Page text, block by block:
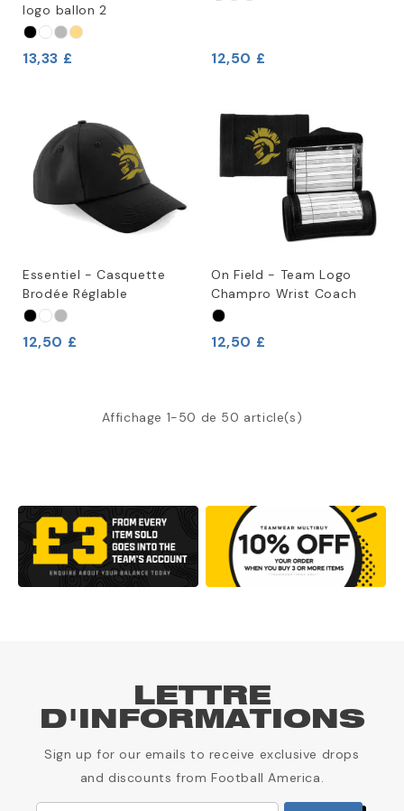
logo ballon 2
13,33 £ 12,50 £
Essentiel - Casquette
Brodée Réglable
12,50 £
On Field - Team Logo
Champro Wrist Coach
12,50 £
Affichage 1-50 de 50 article(s)
LETTRE
D'INFORMATIONS
Sign up for our emails to receive exclusive drops
and discounts from Football America.